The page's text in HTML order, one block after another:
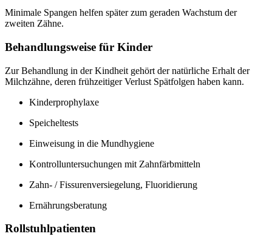
Minimale Spangen helfen später zum geraden Wachstum der
zweiten Zähne.
Behandlungsweise für Kinder
Zur Behandlung in der Kindheit gehört der natürliche Erhalt der
Milchzähne, deren frühzeitiger Verlust Spätfolgen haben kann.
Kinderprophylaxe
Speicheltests
Einweisung in die Mundhygiene
Kontrolluntersuchungen mit Zahnfärbmitteln
Zahn- / Fissurenversiegelung, Fluoridierung
Ernährungsberatung
Rollstuhlpatienten